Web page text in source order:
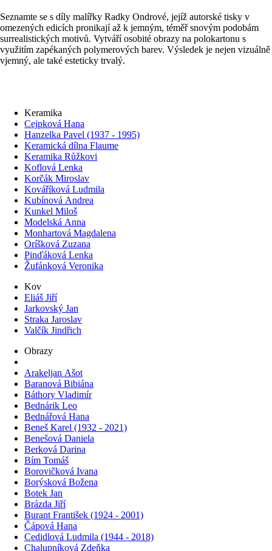
Seznamte se s díly malířky Radky Ondrové, jejíž autorské tisky v
omezených edicích pronikají až k jemným, téměř snovým podobám
surrealistických motivů. Vytváří osobité obrazy na polokartonu s
využitím zapékaných polymerových barev. Výsledek je nejen vizuálně
vjemný, ale také esteticky trvalý.
Keramika
Cejpková Hana
Hanzelka Pavel (1937 - 1995)
Keramická dílna Flaume
Keramika Růžkovi
Koflová Lenka
Korčák Miroslav
Kováříková Ludmila
Kubínová Andrea
Kunkel Miloš
Modelská Anna
Monhartová Magdalena
Oríšková Zuzana
Pinďáková Lenka
Žufánková Veronika
Kov
Eliáš Jiří
Jarkovský Jan
Straka Jaroslav
Valčík Jindřich
Obrazy
Arakeljan Ašot
Baranová Bibiána
Báthory Vladimír
Bednárik Leo
Bednářová Hana
Beneš Karel (1932 - 2021)
Benešová Daniela
Berková Darina
Bím Tomáš
Borovičková Ivana
Borýsková Božena
Botek Jan
Brázda Jiří
Burant František (1924 - 2001)
Čápová Hana
Cedidlová Ludmila (1944 - 2018)
Chalupníková Zdeňka